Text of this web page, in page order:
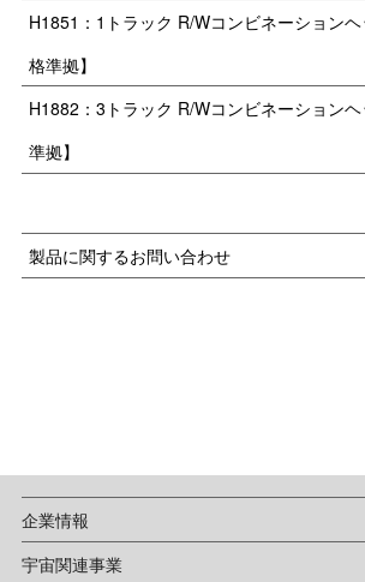
H1851：1トラック R/Wコンビネーション
格準拠】
H1882：3トラック R/Wコンビネーションヘ
準拠】
製品に関するお問い合わせ
企業情報
宇宙関連事業